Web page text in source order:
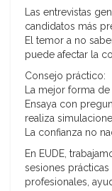
Las entrevistas
candidatos más
El temor a no
puede afectar la
Consejo práctico:
La mejor forma
Ensaya con
realiza
La confianza no
En EUDE,
sesiones
profesionales,